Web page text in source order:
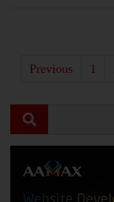
Previous 1